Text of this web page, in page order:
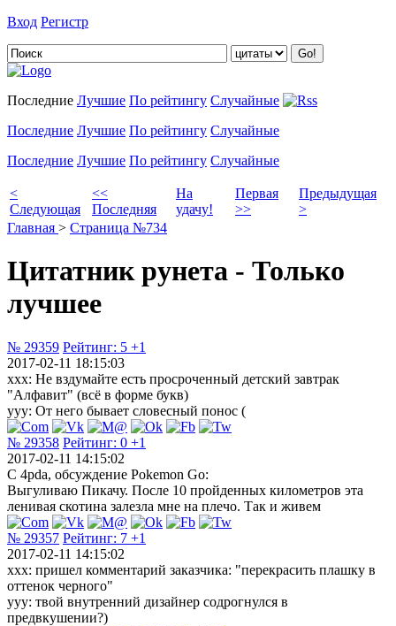
Вход Регистр
Последние Лучшие По рейтингу Случайные
Последние Лучшие По рейтингу Случайные
Последние Лучшие По рейтингу Случайные
<
Следующая
<<
Последняя
На
удачу!
Первая
>>
Предыдущая
>
Главная > Страница №734
Цитатник рунета - Только
лучшее
№ 29359 Рейтинг: 5 +1
2017-02-11 18:15:03
xxx: Не вздумайте есть просроченный детский завтрак
"Алфавит" (всё в форме букв)
yyy: От него бывает словесный понос (
№ 29358 Рейтинг: 0 +1
2017-02-11 14:15:02
С 4pda, обсуждение Pokemon Go:
Выгуливаю Пикачу. После 10 пройденных километров эта
ленивая скотина залезла мне на плечо. Так и живем
№ 29357 Рейтинг: 7 +1
2017-02-11 14:15:02
xxx: пришел комментарий заказчика: "перекрасить плашку в
оттенок черного"
yyy: твой внутренний дизайнер содрогнулся в
предвкушении?)